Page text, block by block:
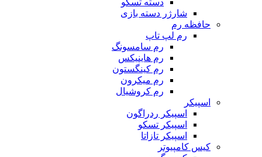
دسته تسکو
شارژر دسته بازی
حافظه رم
رم لپ تاپ
رم سامسونگ
رم هاینیکس
رم کینگستون
رم میکرون
رم کروشیال
اسپیکر
اسپیکر ردراگون
اسپیکر تسکو
اسپیکر تازاتا
کیس کامپیوتر